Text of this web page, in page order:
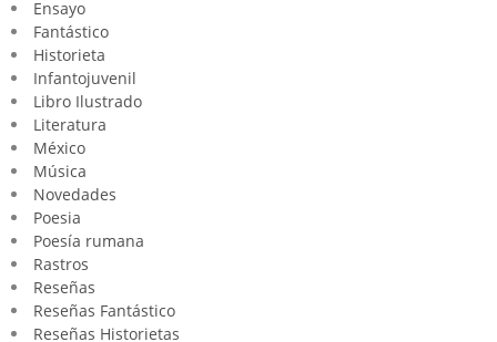
Ensayo
Fantástico
Historieta
Infantojuvenil
Libro Ilustrado
Literatura
México
Música
Novedades
Poesia
Poesía rumana
Rastros
Reseñas
Reseñas Fantástico
Reseñas Historietas